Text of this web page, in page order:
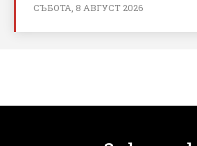
СЪБОТА, 8 АВГУСТ 2026